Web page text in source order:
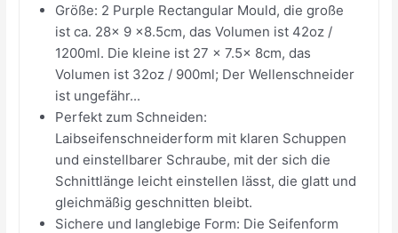
Größe: 2 Purple Rectangular Mould, die große
ist ca. 28x 9 x8.5cm, das Volumen ist 42oz /
1200ml. Die kleine ist 27 x 7.5x 8cm, das
Volumen ist 32oz / 900ml; Der Wellenschneider
ist ungefähr...
Perfekt zum Schneiden:
Laibseifenschneiderform mit klaren Schuppen
und einstellbarer Schraube, mit der sich die
Schnittlänge leicht einstellen lässt, die glatt und
gleichmäßig geschnitten bleibt.
Sichere und langlebige Form: Die Seifenform